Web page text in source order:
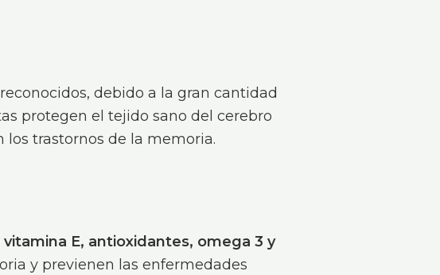
debido a la gran cantidad
protegen el tejido sano del cerebro
trastornos de la memoria.
vitamina E, antioxidantes, omega 3 y
y previenen las enfermedades